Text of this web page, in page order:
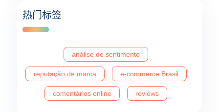
热门标签
análise de sentimento
reputação de marca e-commerce Brasil
comentários online reviews